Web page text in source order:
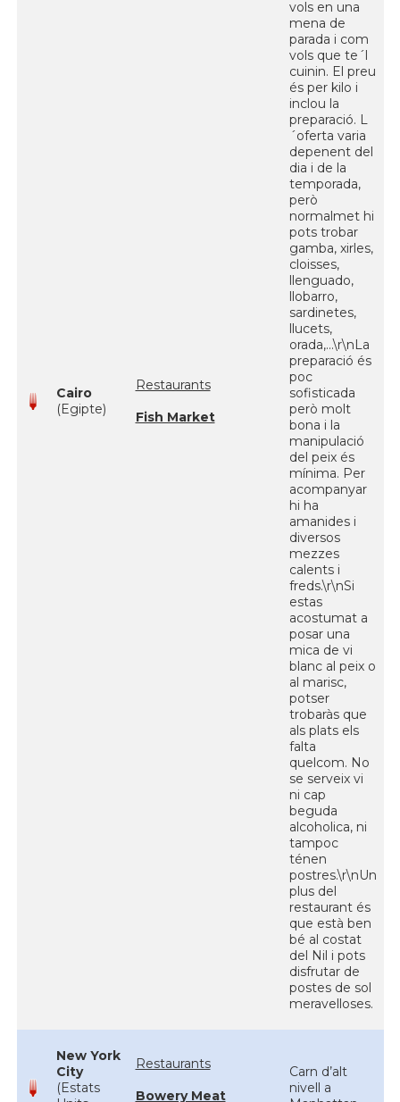
Cairo
(Egipte)
Restaurants
Fish Market
vols en una
mena de
parada i com
vols que te´l
cuinin. El preu
és per kilo i
inclou la
preparació. L
´oferta varia
depenent del
dia i de la
temporada,
però
normalmet hi
pots trobar
gamba, xirles,
cloisses,
llenguado,
llobarro,
sardinetes,
llucets,
orada,...\r\nLa
preparació és
poc
sofisticada
però molt
bona i la
manipulació
del peix és
mínima. Per
acompanyar
hi ha
amanides i
diversos
mezzes
calents i
freds.\r\nSi
estas
acostumat a
posar una
mica de vi
blanc al peix o
al marisc,
potser
trobaràs que
als plats els
falta
quelcom. No
se serveix vi
ni cap
beguda
alcoholica, ni
tampoc
ténen
postres.\r\nUn
plus del
restaurant és
que està ben
bé al costat
del Nil i pots
disfrutar de
postes de sol
meravelloses.
New York
City
(Estats
Restaurants
Bowery Meat
Carn d’alt
nivell a